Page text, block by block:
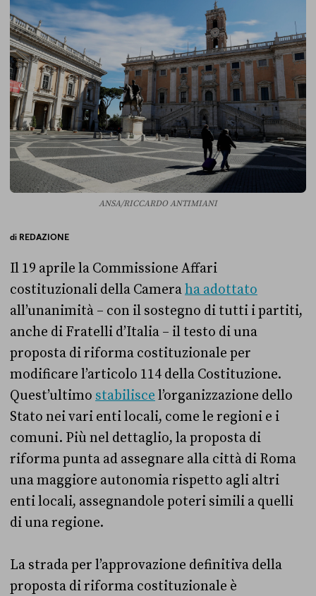
ANSA/RICCARDO ANTIMIANI
di REDAZIONE
Il 19 aprile la Commissione Affari
costituzionali della Cameraha adottato
all’unanimità – con il sostegno di tutti i partiti,
anche di Fratelli d’Italia – il testo di una
proposta di riforma costituzionale per
modificare l’articolo 114 della Costituzione.
Quest’ultimo stabilisce l’organizzazione dello
Stato nei vari enti locali, come le regioni e i
comuni. Più nel dettaglio, la proposta di
riforma punta ad assegnare alla città di Roma
una maggiore autonomia rispetto agli altri
enti locali, assegnandole poteri simili a quelli
di una regione.
La strada per l’approvazione definitiva della
proposta di riforma costituzionale è